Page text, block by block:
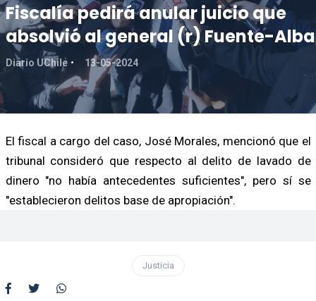
Fiscalía pedirá anular juicio que
absolvió al general (r) Fuente-Alba
Diario UChile 13-05-2024
El fiscal a cargo del caso, José Morales, mencionó que el
tribunal consideró que respecto al delito de lavado de
dinero "no había antecedentes suficientes", pero sí se
"establecieron delitos base de apropiación".
Justicia